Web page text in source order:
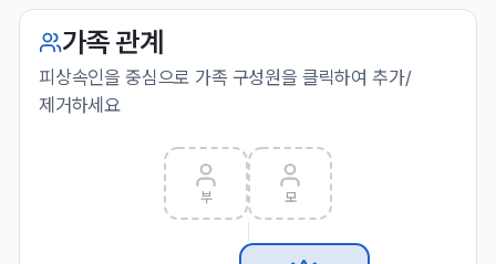
가족 관계
피상속인을 중심으로 가족 구성원을 클릭하여 추가/
제거하세요
부 모